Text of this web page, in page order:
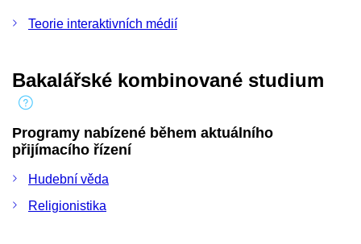
Teorie interaktivních médií
Bakalářské kombinované studium
Programy nabízené během aktuálního
přijímacího řízení
Hudební věda
Religionistika